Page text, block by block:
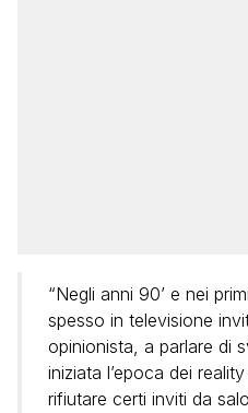
“Negli anni 90’ e nei
spesso in televisione
opinionista, a parlare di
iniziata l’epoca dei
rifiutare certi inviti da